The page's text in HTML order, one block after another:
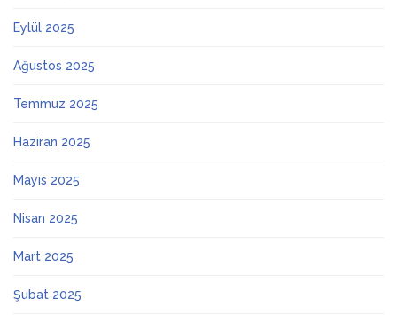
Eylül 2025
Ağustos 2025
Temmuz 2025
Haziran 2025
Mayıs 2025
Nisan 2025
Mart 2025
Şubat 2025